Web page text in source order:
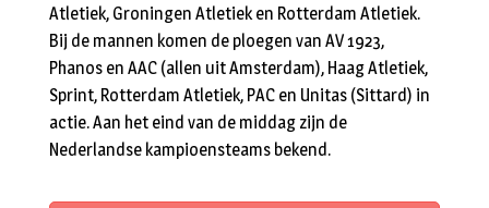
Atletiek, Groningen Atletiek en Rotterdam Atletiek.
Bij de mannen komen de ploegen van AV 1923,
Phanos en AAC (allen uit Amsterdam), Haag Atletiek,
Sprint, Rotterdam Atletiek, PAC en Unitas (Sittard) in
actie. Aan het eind van de middag zijn de
Nederlandse kampioensteams bekend.